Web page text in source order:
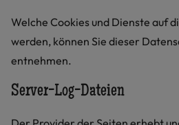
Welche Cookies und Dienste auf
werden, können Sie dieser
entnehmen.
Server-Log-Dateien